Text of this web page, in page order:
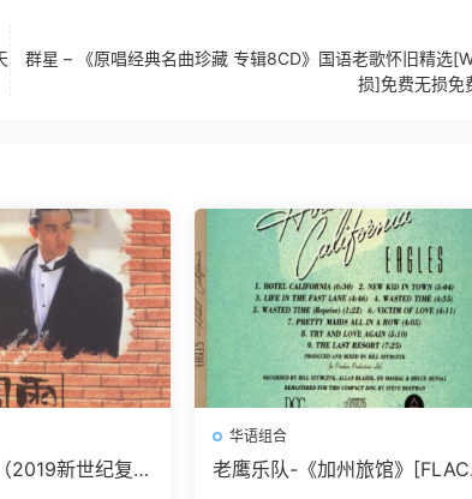
群星 – 《原唱经典名曲珍藏 专辑8CD》国语老歌怀旧精选
损]免费无损免
2019新世纪复刻
华语组合
老鹰乐队-《加州旅馆》